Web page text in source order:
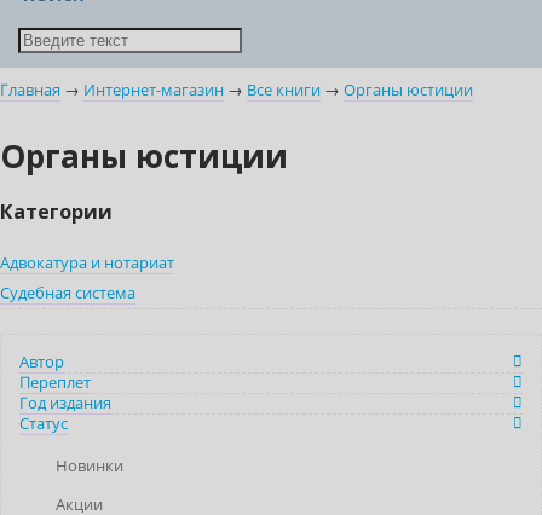
Главная → Интернет-магазин → Все книги → Органы юстиции
Органы юстиции
Категории
Адвокатура и нотариат
Судебная система
Автор
Переплет
Год издания
Статус
Новинки
Акции